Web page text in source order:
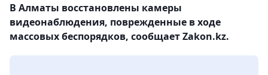
В Алматы восстановлены камеры
видеонаблюдения, поврежденные в ходе
массовых беспорядков, сообщает Zakon.kz.